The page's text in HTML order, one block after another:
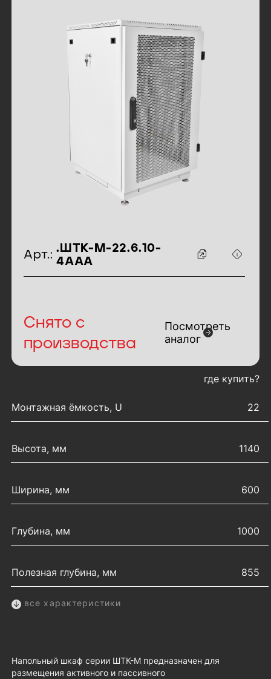
идентификаторы товара
Арт.:
.ШТК-М-22.6.10-
4ААА
Снято с
производства
Посмотреть
аналог
где купить?
Монтажная ёмкость, U
22
Высота, мм 1140
Ширина, мм 600
Глубина, мм 1000
Полезная глубина, мм 855
все характеристики
Напольный шкаф серии ШТК-М предназначен для
размещения активного и пассивного